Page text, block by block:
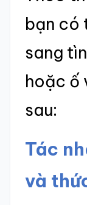
bạn có
sang
hoặc ố
sau:
Tác
và